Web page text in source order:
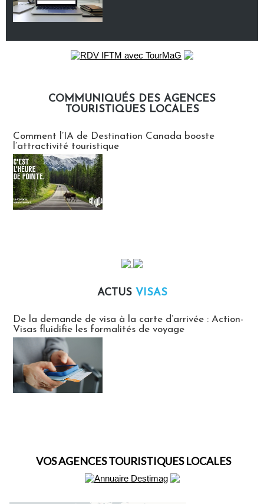
COMMUNIQUÉS DES AGENCES
TOURISTIQUES LOCALES
Comment l’IA de Destination Canada booste
l’attractivité touristique
ACTUS VISAS
De la demande de visa à la carte d’arrivée : Action-
Visas fluidifie les formalités de voyage
VOS AGENCES TOURISTIQUES LOCALES